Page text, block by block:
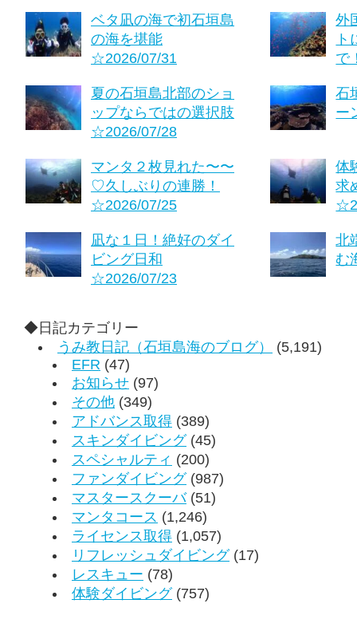
ベタ凪の海で初石垣島
の海を堪能
☆2026/07/31
外
ト
で
夏の石垣島北部のショ
ップならではの選択肢
☆2026/07/28
石
ー
マンタ２枚見れた〜〜
♡久しぶりの連勝！
☆2026/07/25
体
求
凪な１日！絶好のダイ
ビング日和
☆2026/07/23
北
む
◆日記カテゴリー
うみ教日記（石垣島海のブログ）
(5,191)
EFR (47)
お知らせ (97)
その他 (349)
アドバンス取得 (389)
スキンダイビング(45)
スペシャルティ (200)
ファンダイビング(987)
マスタースクーバ(51)
マンタコース (1,246)
ライセンス取得 (1,057)
リフレッシュダイビング(17)
レスキュー (78)
体験ダイビング(757)